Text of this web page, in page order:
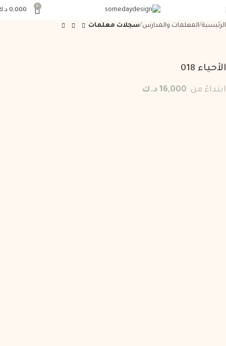
0
0,000
الرئيسية المعلمات والمدارس سجلات معلمات
الأحياء 018
ابتداءً من: 16,000 د.ك